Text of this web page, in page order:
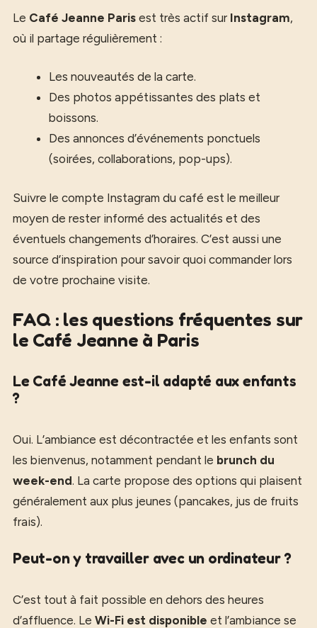
Le Café Jeanne Paris est très actif sur Instagram,
où il partage régulièrement :
Les nouveautés de la carte.
Des photos appétissantes des plats et
boissons.
Des annonces d’événements ponctuels
(soirées, collaborations, pop-ups).
Suivre le compte Instagram du café est le meilleur
moyen de rester informé des actualités et des
éventuels changements d’horaires. C’est aussi une
source d’inspiration pour savoir quoi commander lors
de votre prochaine visite.
FAQ : les questions fréquentes sur
le Café Jeanne à Paris
Le Café Jeanne est-il adapté aux enfants
?
Oui. L’ambiance est décontractée et les enfants sont
les bienvenus, notamment pendant le brunch du
week-end. La carte propose des options qui plaisent
généralement aux plus jeunes (pancakes, jus de fruits
frais).
Peut-on y travailler avec un ordinateur ?
C’est tout à fait possible en dehors des heures
d’affluence. Le Wi-Fi est disponible et l’ambiance se